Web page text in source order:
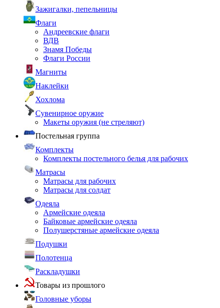
Зажигалки, пепельницы
Флаги
Андреевские флаги
ВДВ
Знамя Победы
Флаги России
Магниты
Наклейки
Хохлома
Сувенирное оружие
Макеты оружия (не стреляют)
Постельная группа
Комплекты
Комплекты постельного белья для рабочих
Матрасы
Матрасы для рабочих
Матрасы для солдат
Одеяла
Армейские одеяла
Байковые армейские одеяла
Полушерстяные армейские одеяла
Подушки
Полотенца
Раскладушки
Товары из прошлого
Головные уборы